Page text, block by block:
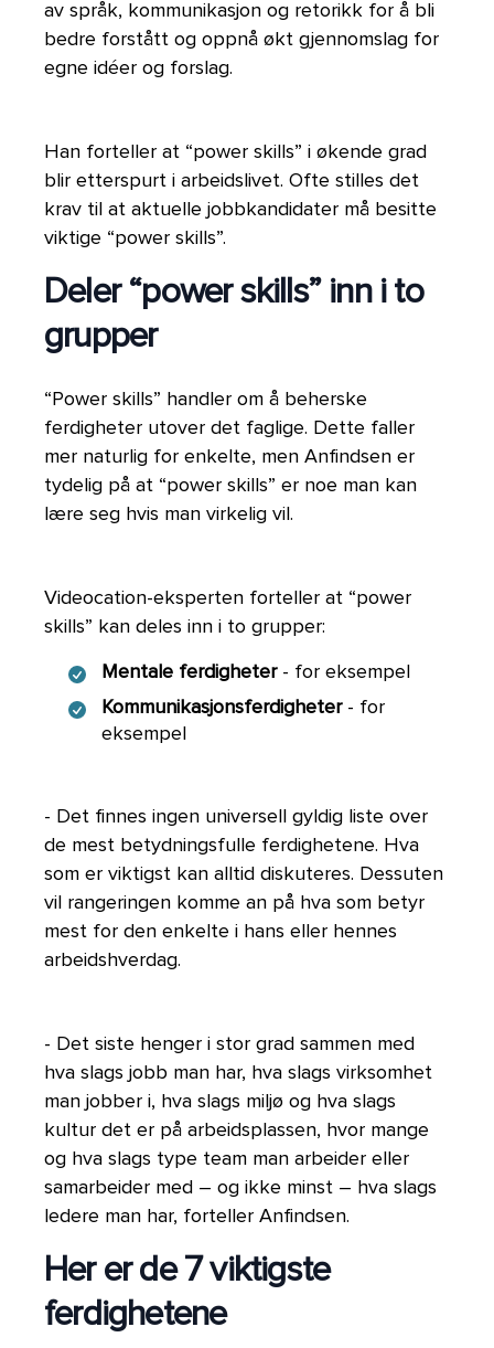
av språk, kommunikasjon og retorikk for å bli
bedre forstått og oppnå økt gjennomslag for
egne idéer og forslag.
Han forteller at “power skills” i økende grad
blir etterspurt i arbeidslivet. Ofte stilles det
krav til at aktuelle jobbkandidater må besitte
viktige “power skills”.
Deler “power skills” inn i to
grupper
“Power skills” handler om å beherske
ferdigheter utover det faglige. Dette faller
mer naturlig for enkelte, men Anfindsen er
tydelig på at “power skills” er noe man kan
lære seg hvis man virkelig vil.
Videocation-eksperten forteller at “power
skills” kan deles inn i to grupper:
Mentale ferdigheter - for eksempel
Kommunikasjonsferdigheter- for
eksempel
- Det finnes ingen universell gyldig liste over
de mest betydningsfulle ferdighetene. Hva
som er viktigst kan alltid diskuteres. Dessuten
vil rangeringen komme an på hva som betyr
mest for den enkelte i hans eller hennes
arbeidshverdag.
- Det siste henger i stor grad sammen med
hva slags jobb man har, hva slags virksomhet
man jobber i, hva slags miljø og hva slags
kultur det er på arbeidsplassen, hvor mange
og hva slags type team man arbeider eller
samarbeider med – og ikke minst – hva slags
ledere man har, forteller Anfindsen.
Her er de 7 viktigste
ferdighetene